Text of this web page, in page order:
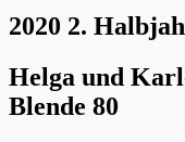
2020 2.
Helga und
Blende 80